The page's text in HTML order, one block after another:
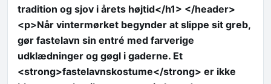
tradition og sjov i årets højtid</h1> </header>
<p>Når vintermørket begynder at slippe sit greb,
gør fastelavn sin entré med farverige
udklædninger og gøgl i gaderne. Et
<strong>fastelavnskostume</strong> er ikke